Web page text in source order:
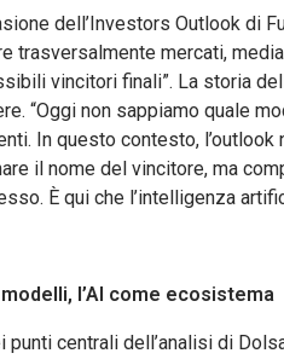
dell’Investors Outlook di
trasversalmente mercati,
vincitori finali”. La storia
“Oggi non sappiamo quale
In questo contesto,
il nome del vincitore, ma
È qui che l’intelligenza
l’AI come ecosistema
punti centrali dell’analisi di